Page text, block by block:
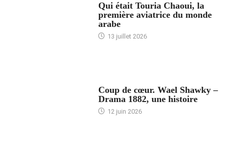
Qui était Touria Chaoui, la
première aviatrice du monde
arabe
13 juillet 2026
Coup de cœur. Wael Shawky –
Drama 1882, une histoire
12 juin 2026